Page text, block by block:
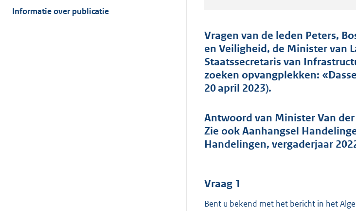
van:
Informatie over publicatie
Vragen van de leden Peters,
en Veiligheid, de Minister van
Staatssecretaris van
zoeken opvangplekken:
20 april 2023).
Antwoord van Minister Van
Zie ook Aanhangsel
Handelingen, vergaderjaar
Vraag 1
Bent u bekend met het bericht in het